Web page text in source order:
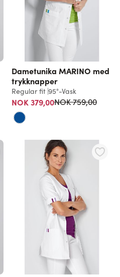
Dametunika MARINO med
trykknapper
Regular fit 95°-Vask
NOK 379,00Vanlig pris
NOK 759,00